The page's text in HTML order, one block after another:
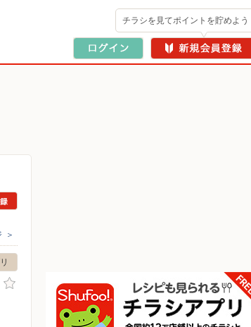
チラシを見てポイントを貯めよう
＞